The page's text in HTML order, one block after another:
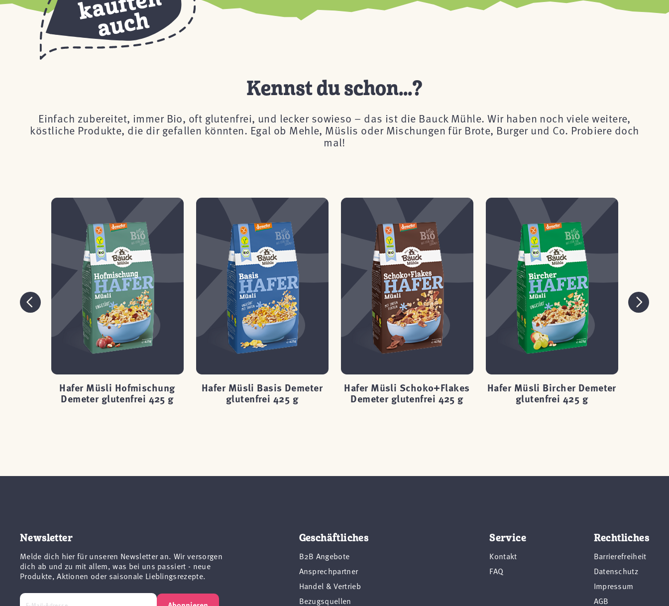
Kennst du schon...?
Einfach zubereitet, immer Bio, oft glutenfrei, und lecker sowieso – das ist die Bauck Mühle. Wir haben noch viele weitere,
köstliche Produkte, die dir gefallen könnten. Egal ob Mehle, Müslis oder Mischungen für Brote, Burger und Co. Probiere doch
mal!
Hafer Müsli Hofmischung
Demeter glutenfrei 425 g
Hafer Müsli Basis Demeter
glutenfrei 425 g
Hafer Müsli Schoko+Flakes
Demeter glutenfrei 425 g
Hafer Müsli Bircher Demeter
glutenfrei 425 g
Newsletter
Melde dich hier für unseren Newsletter an. Wir versorgen
dich ab und zu mit allem, was bei uns passiert - neue
Produkte, Aktionen oder saisonale Lieblingsrezepte.
Geschäftliches
B2B Angebote
Ansprechpartner
Handel & Vertrieb
Bezugsquellen
Service
Kontakt
FAQ
Rechtliches
Barrierefreiheit
Datenschutz
Impressum
AGB